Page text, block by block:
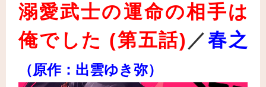
溺愛武士の運命の相手は
俺でした (第五話) ／春之
（原作：出雲ゆき弥）